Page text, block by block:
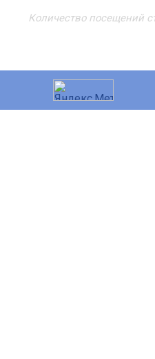
Количество посещений